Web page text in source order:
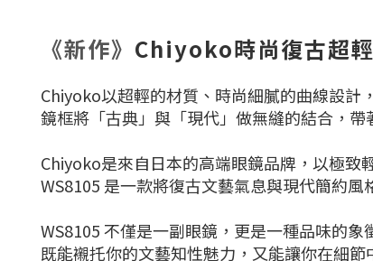
《新作》 Chiyoko時尚復古超
Chiyoko以超輕的材質、時尚細膩的曲線設計
鏡框將「古典」與「現代」做無縫的結合，
Chiyoko是來自日本的高端眼鏡品牌，以極致
WS8105 是一款將復古文藝氣息與現代簡約
WS8105 不僅是一副眼鏡，更是一種品味的
既能襯托你的文藝知性魅力，又能讓你在細節